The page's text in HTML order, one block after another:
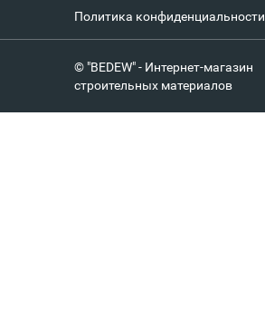
Политика конфиденциальности
© "BEDEW" - Интернет-магазин
строительных материалов